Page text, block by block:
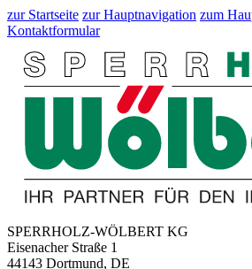
zur Startseite zur Hauptnavigation zum
Kontaktformular
SPERRHOLZ-WÖLBERT KG
Eisenacher Straße 1
44143 Dortmund, DE